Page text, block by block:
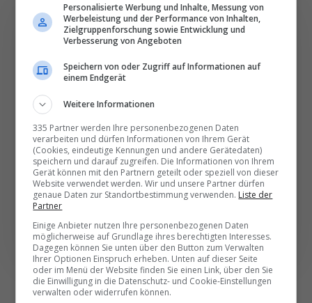
Die wichtigsten und
besten News direkt in
Ihr E‑Mail-Postfach
Täglich oder wöchentlich, mit mehr Insights oder
weniger. Bei Travel­news haben Sie die Wahl.
NEWSLETTER ENTDECKEN
Personalisierte Werbung und Inhalte, Messung von
Werbeleistung und der Performance von Inhalten,
Zielgruppenforschung sowie Entwicklung und
Verbesserung von Angeboten
Speichern von oder Zugriff auf Informationen auf
einem Endgerät
Weitere Informationen
335 Partner werden Ihre personenbezogenen Daten
verarbeiten und dürfen Informationen von Ihrem Gerät
(Cookies, eindeutige Kennungen und andere Gerätedaten)
speichern und darauf zugreifen. Die Informationen von Ihrem
Gerät können mit den Partnern geteilt oder speziell von dieser
Website verwendet werden. Wir und unsere Partner dürfen
genaue Daten zur Standortbestimmung verwenden. Liste der
Partner
Einige Anbieter nutzen Ihre personenbezogenen Daten
möglicherweise auf Grundlage ihres berechtigten Interesses.
Dagegen können Sie unten über den Button zum Verwalten
Ihrer Optionen Einspruch erheben. Unten auf dieser Seite
oder im Menü der Website finden Sie einen Link, über den Sie
die Einwilligung in die Datenschutz- und Cookie-Einstellungen
verwalten oder widerrufen können.